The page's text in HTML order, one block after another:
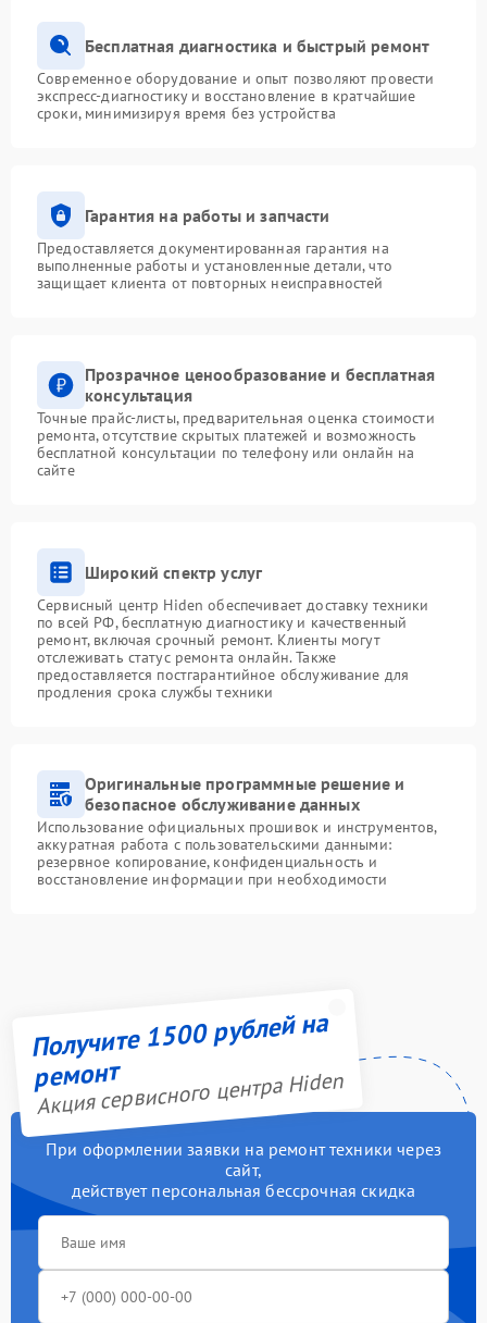
Бесплатная диагностика и быстрый ремонт
Современное оборудование и опыт позволяют провести
экспресс-диагностику и восстановление в кратчайшие
сроки, минимизируя время без устройства
Гарантия на работы и запчасти
Предоставляется документированная гарантия на
выполненные работы и установленные детали, что
защищает клиента от повторных неисправностей
Прозрачное ценообразование и бесплатная
консультация
Точные прайс-листы, предварительная оценка стоимости
ремонта, отсутствие скрытых платежей и возможность
бесплатной консультации по телефону или онлайн на
сайте
Широкий спектр услуг
Сервисный центр Hiden обеспечивает доставку техники
по всей РФ, бесплатную диагностику и качественный
ремонт, включая срочный ремонт. Клиенты могут
отслеживать статус ремонта онлайн. Также
предоставляется постгарантийное обслуживание для
продления срока службы техники
Оригинальные программные решение и
безопасное обслуживание данных
Использование официальных прошивок и инструментов,
аккуратная работа с пользовательскими данными:
резервное копирование, конфиденциальность и
восстановление информации при необходимости
Получите 1500 рублей на
ремонт
Акция сервисного центра Hiden
При оформлении заявки на ремонт техники через
сайт,
действует персональная бессрочная скидка